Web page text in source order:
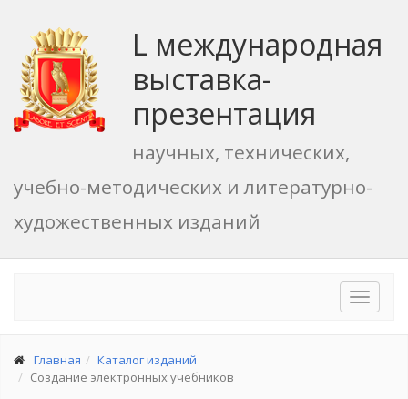
L международная
выставка-
презентация
научных, технических,
учебно-методических и литературно-
художественных изданий
Toggle
Главная
Каталог изданий
Создание электронных учебников